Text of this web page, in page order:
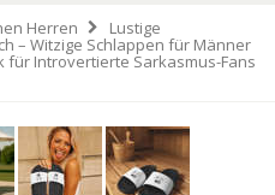
Herren Lustige
– Witzige Schlappen für Männer
für Introvertierte Sarkasmus-Fans